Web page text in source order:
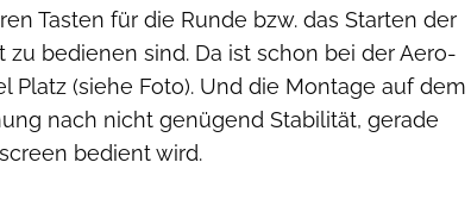
Tasten für die Runde bzw. das Starten der
bedienen sind. Da ist schon bei der Aero-
Platz (siehe Foto). Und die Montage auf dem
nach nicht genügend Stabilität, gerade
bedient wird.